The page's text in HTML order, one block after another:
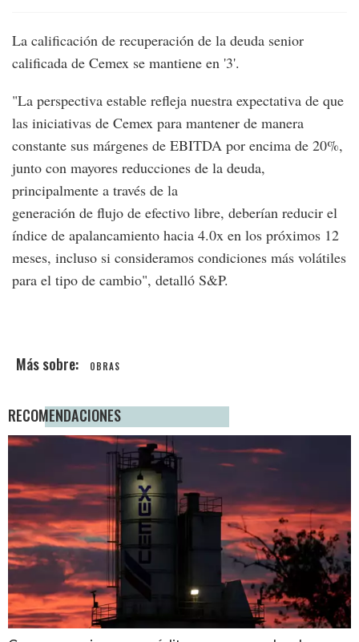
La calificación de recuperación de la deuda senior
calificada de Cemex se mantiene en '3'.
"La perspectiva estable refleja nuestra expectativa de que
las iniciativas de Cemex para mantener de manera
constante sus márgenes de EBITDA por encima de 20%,
junto con mayores reducciones de la deuda,
principalmente a través de la
generación de flujo de efectivo libre, deberían reducir el
índice de apalancamiento hacia 4.0x en los próximos 12
meses, incluso si consideramos condiciones más volátiles
para el tipo de cambio", detalló S&P.
OBRAS
RECOMENDACIONES